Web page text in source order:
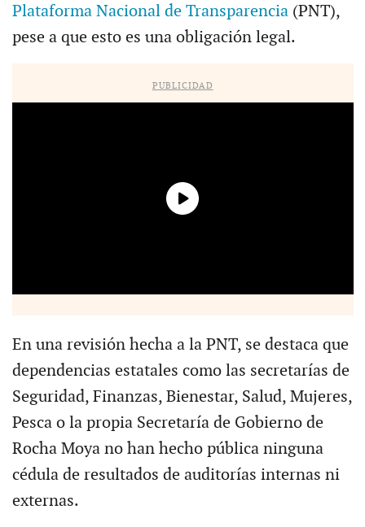
Plataforma Nacional de Transparencia(PNT),
pese a que esto es una obligación legal.
PUBLICIDAD
En una revisión hecha a la PNT, se destaca que
dependencias estatales como las secretarías de
Seguridad, Finanzas, Bienestar, Salud, Mujeres,
Pesca o la propia Secretaría de Gobierno de
Rocha Moya no han hecho pública ninguna
cédula de resultados de auditorías internas ni
externas.